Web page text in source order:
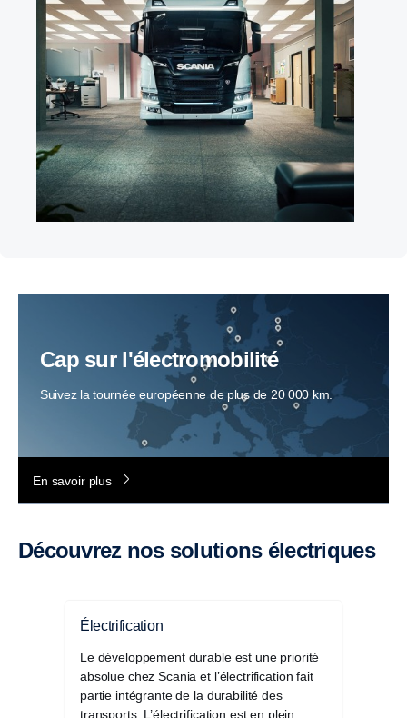
Cap sur l'électromobilité
Suivez la tournée européenne de plus de 20 000 km.
En savoir plus
Découvrez nos solutions électriques
Électrification
Le développement durable est une priorité
absolue chez Scania et l’électrification fait
partie intégrante de la durabilité des
transports. L’électrification est en plein